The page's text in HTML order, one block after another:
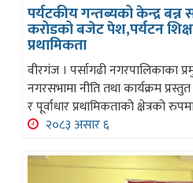
पर्यटकीय गन्तब्यको केन्द्र
करोडको बजेट पेश,पर्यटन शिक्षा
प्रथामिकता
वीरगंज । पर्सागढी नगरपालिकाका
नगरसभामा नीति तथा कार्यक्रम
र पूर्वाधार प्रथामिकताको क्षेत्रको
२०८३ असार ६